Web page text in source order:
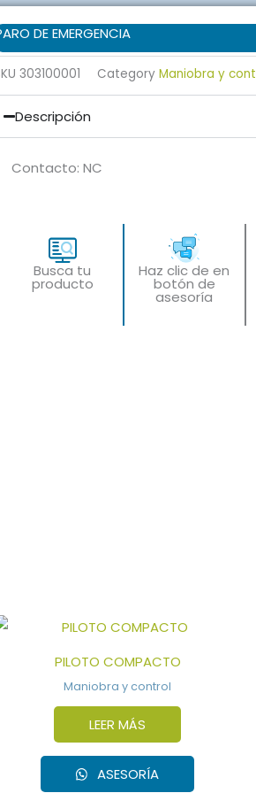
DE EMERGENCIA
303100001 Category Maniobra y
Descripción
Contacto: NC
Busca tu
producto
Haz clic de en
botón de
asesoría
PILOTO COMPACTO
Maniobra y control
LEER MÁS
ASESORÍA